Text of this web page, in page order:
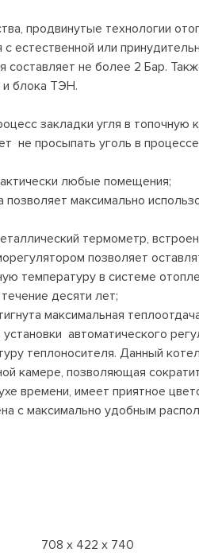
продвинутые технологии
или
составляет не более 2 Бар.
и блока ТЭН.
закладки угля в топочную
не просыпать уголь в
любые помещения;
позволяет максимально
термометр,
позволяет
температуру в системе
десяти лет;
максимальная
автоматического
теплоносителя. Данный
камере, позволяющая
времени, имеет приятное
с максимально удобным
708 х 422 х 740